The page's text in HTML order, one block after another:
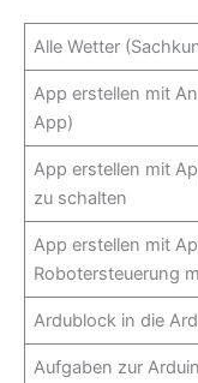
Alle Wetter
App erstellen mit
App)
App erstellen mit
zu schalten
App erstellen mit
Robotersteuerung
Ardublock in die
Aufgaben zur